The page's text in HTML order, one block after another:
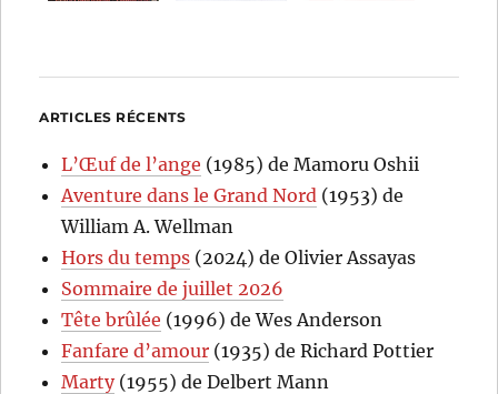
ARTICLES RÉCENTS
L’Œuf de l’ange (1985) de Mamoru Oshii
Aventure dans le Grand Nord (1953) de
William A. Wellman
Hors du temps (2024) de Olivier Assayas
Sommaire de juillet 2026
Tête brûlée (1996) de Wes Anderson
Fanfare d’amour (1935) de Richard Pottier
Marty(1955) de Delbert Mann